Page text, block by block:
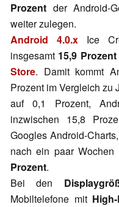
Prozent der Android-
weiter zulegen.
Android 4.0.xIce
insgesamt 15,9 Prozent
Store. Damit kommt
Prozent im Vergleich zu
auf 0,1 Prozent,
inzwischen 15,8
Googles Android-Charts,
nach ein paar
Prozent.
Bei den
Mobiltelefone mit